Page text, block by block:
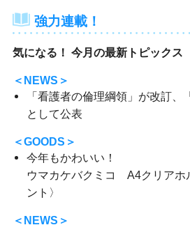
強力連載！
気になる！ 今月の最新トピックス
＜NEWS＞
「看護者の倫理綱領」が改訂、
として公表
＜GOODS＞
今年もかわいい！
ウマカケバクミコ A4クリアホ
ント〉
＜NEWS＞